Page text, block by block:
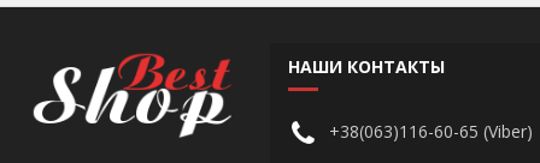
НАШИ КОНТАКТЫ
+38(063)116-60-65 (Viber)